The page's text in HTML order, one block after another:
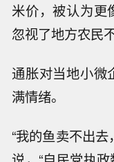
米价，被认为更
忽视了地方农民
通胀对当地小微
满情绪。
“我的鱼卖不出